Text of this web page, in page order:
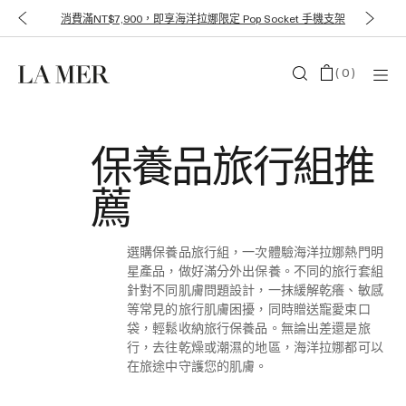
消費滿NT$12,000，即享價值NT$3,700 獨家贈禮3件組
(0)
保養品旅行組推
薦
選購保養品旅行組，一次體驗海洋拉娜熱門明
星產品，做好滿分外出保養。不同的旅行套組
針對不同肌膚問題設計，一抹緩解乾癢、敏感
等常見的旅行肌膚困擾，同時贈送寵愛束口
袋，輕鬆收納旅行保養品。無論出差還是旅
行，去往乾燥或潮濕的地區，海洋拉娜都可以
在旅途中守護您的肌膚。